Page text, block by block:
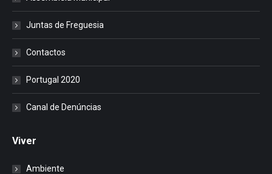
Juntas de Freguesia
Contactos
Portugal 2020
Canal de Denúncias
Viver
Ambiente